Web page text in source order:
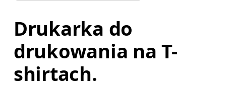
Drukarka do
drukowania na T-
shirtach.